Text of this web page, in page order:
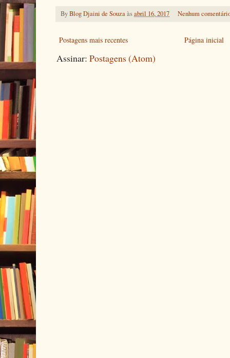
ByBlog Djaini de Souzaàsabril 16, 2017 Nenhum
Postagens mais recentes Página inicial
Assinar: Postagens (Atom)